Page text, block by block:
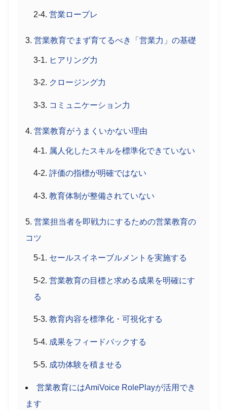
営業ロープレ
営業教育でまず育てるべき「営業力」の基礎
ヒアリング力
クロージング力
コミュニケーション力
営業教育がうまくいかない理由
属人化したスキルを標準化できていない
評価の指標が明確ではない
教育体制が整備されていない
営業担当者を即戦力にするための営業教育の
コツ
セールスイネーブルメントを実施する
営業教育の目標と求める成果を明確にす
る
教育内容を標準化・可視化する
成果をフィードバックする
成功体験を積ませる
営業教育にはAmiVoice RolePlayが活用でき
ます